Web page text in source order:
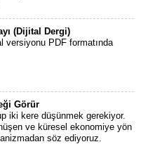
(Dijital Dergi)
versiyonu PDF formatında
Görür
iki kere düşünmek gerekiyor.
ve küresel ekonomiye yön
söz ediyoruz.